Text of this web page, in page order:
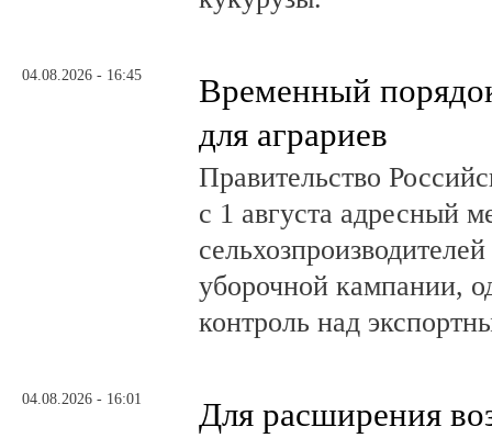
04.08.2026 - 16:45
Временный
для аграриев
Правительство
с 1 августа адресный
уборочной кампании,
контроль над
04.08.2026 - 16:01 Для расширения